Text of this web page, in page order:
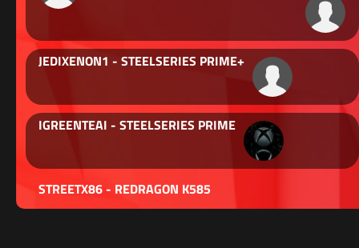
JEDIXENON1 - STEELSERIES PRIME+
IGREENTEAI - STEELSERIES PRIME
STREETX86 - REDRAGON K585